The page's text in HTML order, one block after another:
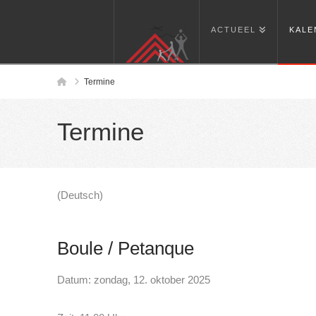
ACTUEEL
HomeTermine
Termine
(Deutsch)
Boule / Petanque
Datum: zondag, 12. oktober 2025